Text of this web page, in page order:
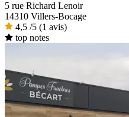
5 rue Richard Lenoir
14310 Villers-Bocage
4,5 /5 (1 avis)
top notes